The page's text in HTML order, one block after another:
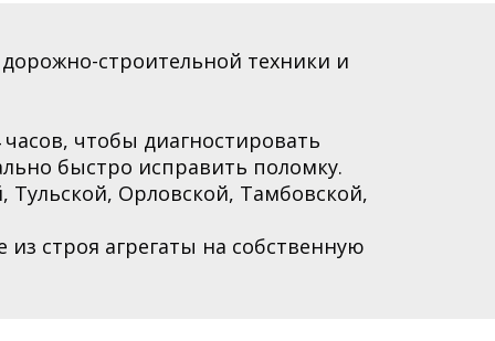
строительной техники и
чтобы диагностировать
быстро исправить поломку.
Орловской, Тамбовской,
строя агрегаты на собственную